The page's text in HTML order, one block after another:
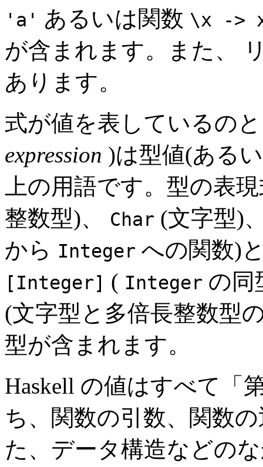
'a' あるいは関数 \x ->
が含まれます。また、
あります。
式が値を表しているの
expression )は型値(ある
上の用語です。型の表
整数型)、
Char (文字型)
から Integer への関数)
[Integer] ( Integer の同
(文字型と多倍長整数型
型が含まれます。
Haskell の値はすべて「
ち、関数の引数、関数
た、データ構造などの